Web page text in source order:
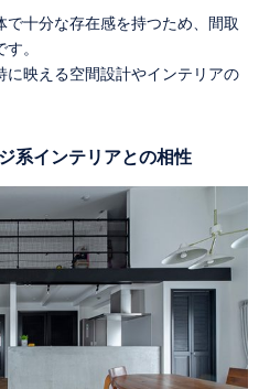
十分な存在感を持つため、間取
。
に映える空間設計やインテリアの
系インテリアとの相性